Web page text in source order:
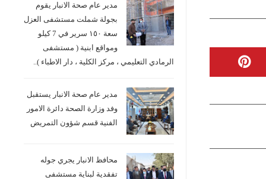
مدير عام صحة الانبار يقوم
بجولة شملت مستشفى العزل
سعة ١٥٠ سرير في 7 كيلو
ومواقع ابنية ( مستشفى
الرمادي التعليمي ، مركز الكلية ، دار الاطباء )..
مدير عام صحة الانبار يستقبل
وفد وزارة الصحة دائرة الامور
الفنية قسم شؤون التمريض
محافظ الانبار يجري جوله
تفقدية لبناية مستشفى